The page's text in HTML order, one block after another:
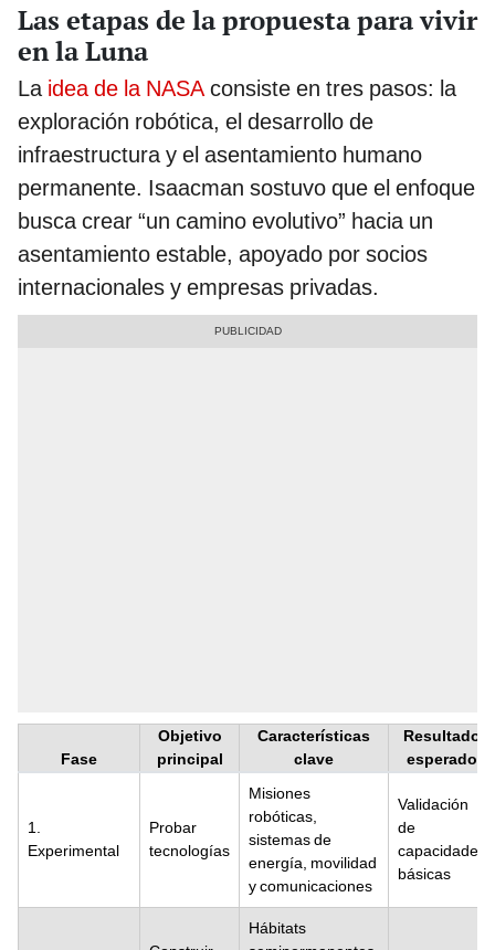
Las etapas de la propuesta para vivir
en la Luna
La idea de la NASAconsiste en tres pasos: la
exploración robótica, el desarrollo de
infraestructura y el asentamiento humano
permanente. Isaacman sostuvo que el enfoque
busca crear “un camino evolutivo” hacia un
asentamiento estable, apoyado por socios
internacionales y empresas privadas.
Fase
Objetivo
principal
Características
clave
Resultado
esperado
1.
Experimental
Probar
tecnologías
Misiones
robóticas,
sistemas de
energía, movilidad
y comunicaciones
Validación
de
capacidades
básicas
Hábitats